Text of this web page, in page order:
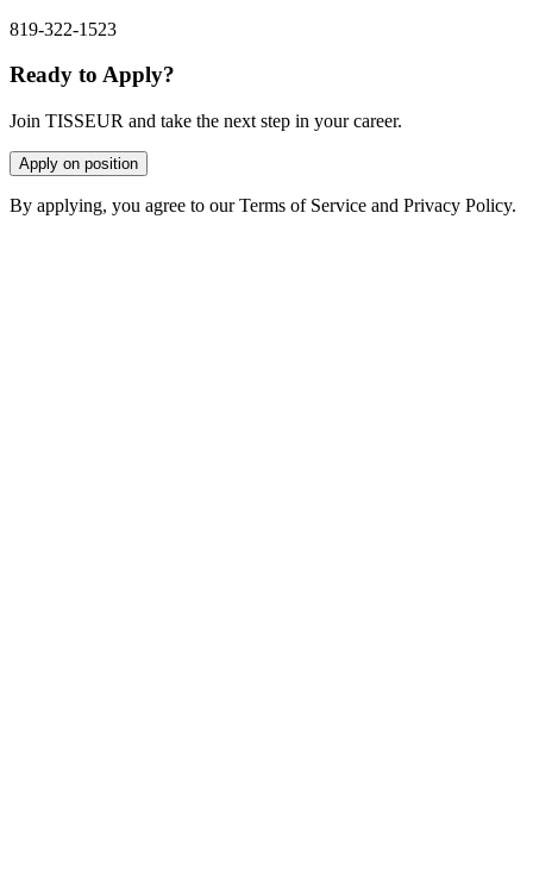
819-322-1523
Ready to Apply?
Join TISSEUR and take the next step in your career.
Apply on position
By applying, you agree to our Terms of Service and Privacy Policy.